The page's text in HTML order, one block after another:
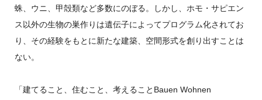
蛛、ウニ、甲殻類など多数にのぼる。しかし、ホモ・サピエン
ス以外の生物の巣作りは遺伝子によってプログラム化されてお
り、その経験をもとに新たな建築、空間形式を創り出すことは
ない。
「建てること、住むこと、考えることBauen Wohnen